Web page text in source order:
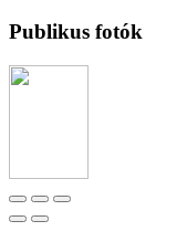
Publikus fotók